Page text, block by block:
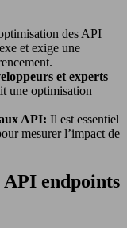
des API
et exige une
et experts
une optimisation
API: Il est essentiel
mesurer l’impact de
endpoints